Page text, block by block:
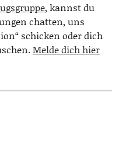
, kannst du
chatten, uns
schicken oder dich
Melde dich hier